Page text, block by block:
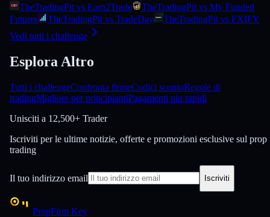
TheTradingPit vs Earn2Trade
TheTradingPit vs My Funded
Futures
TheTradingPit vs TradeDay
TheTradingPit vs FXIFY
Vedi tutti i challenge
Esplora Altro
Tutti i challengeConfronta firmeCodici scontoRegole di
tradingMigliore per principiantiPagamenti piu rapidi
Unisciti a 12,500+ Trader
Iscriviti per le ultime notizie, offerte e promozioni esclusive sul prop
trading
Il tuo indirizzo email Iscriviti
PropFirm Key